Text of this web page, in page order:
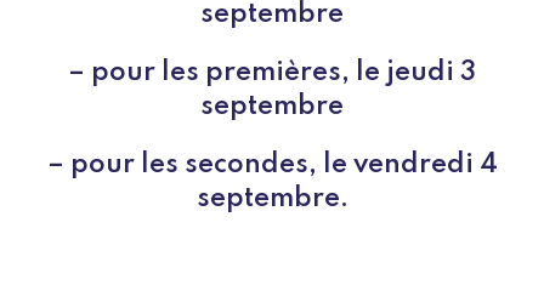
septembre
– pour les premières, le jeudi 3
septembre
– pour les secondes, le vendredi 4
septembre.